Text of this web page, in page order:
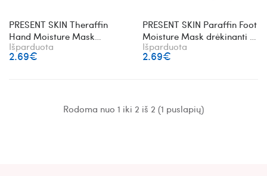
PRESENT SKIN Theraffin
Hand Moisture Mask
drėkinanti ir maitinanti
rankų kaukė
Išparduota
2.69€
PRESENT SKIN Paraffin Foot
Moisture Mask drėkinanti ir
minkštinanti pėdų kaukė
Išparduota
2.69€
Rodoma nuo 1 iki 2 iš 2 (1 puslapių)